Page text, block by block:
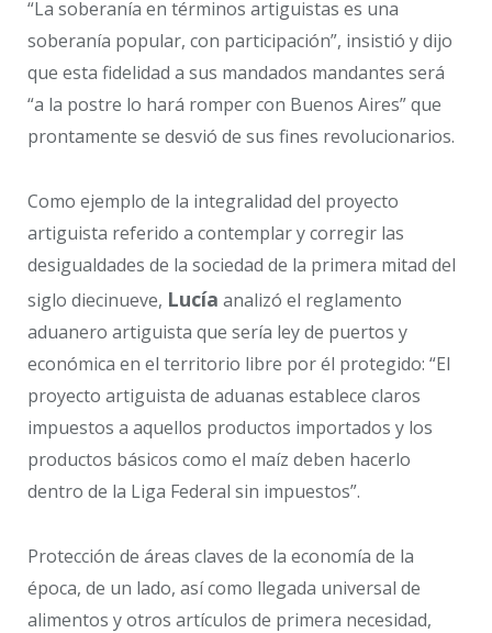
“La soberanía en términos artiguistas es una
soberanía popular, con participación”, insistió y dijo
que esta fidelidad a sus mandados mandantes será
“a la postre lo hará romper con Buenos Aires” que
prontamente se desvió de sus fines revolucionarios.
Como ejemplo de la integralidad del proyecto
artiguista referido a contemplar y corregir las
desigualdades de la sociedad de la primera mitad del
siglo diecinueve, Lucía analizó el reglamento
aduanero artiguista que sería ley de puertos y
económica en el territorio libre por él protegido: “El
proyecto artiguista de aduanas establece claros
impuestos a aquellos productos importados y los
productos básicos como el maíz deben hacerlo
dentro de la Liga Federal sin impuestos”.
Protección de áreas claves de la economía de la
época, de un lado, así como llegada universal de
alimentos y otros artículos de primera necesidad,